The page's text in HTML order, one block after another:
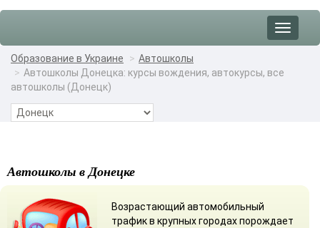
Toggle
Образование в Украине
Автошколы
Автошколы Донецка: курсы вождения, автокурсы, все
автошколы (Донецк)
Автошколы в Донецке
Возрастающий автомобильный
трафик в крупных городах порождает